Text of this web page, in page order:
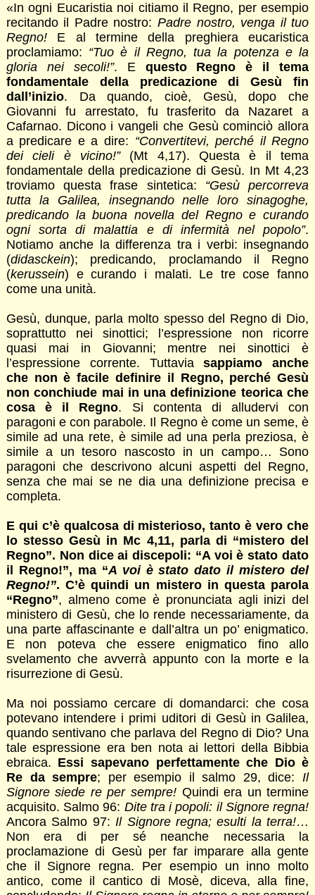
«In ogni Eucaristia noi citiamo il Regno, per esempio
recitando il Padre nostro: Padre nostro, venga il tuo
Regno!E al termine della preghiera eucaristica
proclamiamo: “Tuo è il Regno, tua la potenza e la
gloria nei secoli!”. E questo Regno è il tema
fondamentale della predicazione di Gesù fin
dall’inizio. Da quando, cioè, Gesù, dopo che
Giovanni fu arrestato, fu trasferito da Nazaret a
Cafarnao. Dicono i vangeli che Gesù cominciò allora
a predicare e a dire: “Convertitevi, perché il Regno
dei cieli è vicino!”(Mt 4,17). Questa è il tema
fondamentale della predicazione di Gesù. In Mt 4,23
troviamo questa frase sintetica: “Gesù percorreva
tutta la Galilea, insegnando nelle loro sinagoghe,
predicando la buona novella del Regno e curando
ogni sorta di malattia e di infermità nel popolo”.
Notiamo anche la differenza tra i verbi: insegnando
(didasckein); predicando, proclamando il Regno
(kerussein) e curando i malati. Le tre cose fanno
come una unità.
Gesù, dunque, parla molto spesso del Regno di Dio,
soprattutto nei sinottici; l’espressione non ricorre
quasi mai in Giovanni; mentre nei sinottici è
l’espressione corrente. Tuttaviasappiamo anche
che non è facile definire il Regno, perché Gesù
non conchiude mai in una definizione teorica che
cosa è il Regno. Si contenta di alludervi con
paragoni e con parabole. Il Regno è come un seme, è
simile ad una rete, è simile ad una perla preziosa, è
simile a un tesoro nascosto in un campo… Sono
paragoni che descrivono alcuni aspetti del Regno,
senza che mai se ne dia una definizione precisa e
completa.
E qui c’è qualcosa di misterioso, tanto è vero che
lo stesso Gesù in Mc 4,11, parla di “mistero del
Regno”. Non dice ai discepoli: “A voi è stato dato
il Regno!”, ma “A voi è stato dato il mistero del
Regno!”. C’è quindi un mistero in questa parola
“Regno”, almeno come è pronunciata agli inizi del
ministero di Gesù, che lo rende necessariamente, da
una parte affascinante e dall’altra un po’ enigmatico.
E non poteva che essere enigmatico fino allo
svelamento che avverrà appunto con la morte e la
risurrezione di Gesù.
Ma noi possiamo cercare di domandarci: che cosa
potevano intendere i primi uditori di Gesù in Galilea,
quando sentivano che parlava del Regno di Dio? Una
tale espressione era ben nota ai lettori della Bibbia
ebraica. Essi sapevano perfettamente che Dio è
Re da sempre; per esempio il salmo 29, dice:Il
Signore siede re per sempre! Quindi era un termine
acquisito. Salmo 96: Dite tra i popoli: il Signore regna!
Ancora Salmo 97:Il Signore regna; esulti la terra!…
Non era di per sé neanche necessaria la
proclamazione di Gesù per far imparare alla gente
che il Signore regna. Per esempio un inno molto
antico, come il cantico di Mosè, diceva, alla fine,